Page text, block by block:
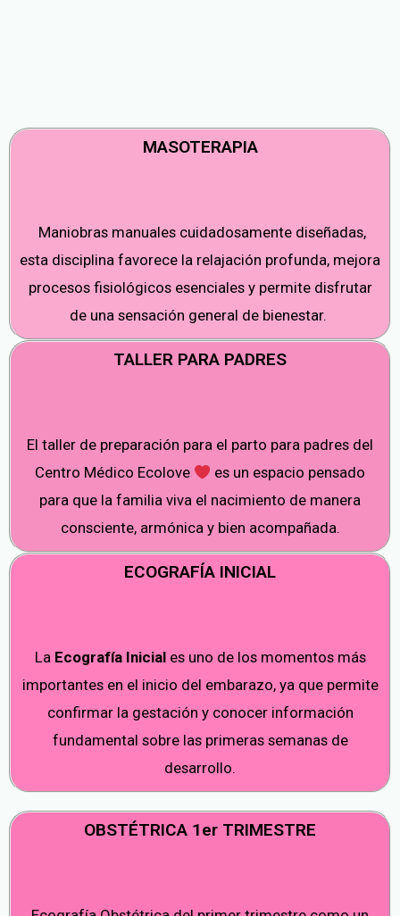
MASOTERAPIA
Maniobras manuales cuidadosamente diseñadas,
esta disciplina favorece la relajación profunda, mejora
procesos fisiológicos esenciales y permite disfrutar
de una sensación general de bienestar.
TALLER PARA PADRES
El taller de preparación para el parto para padres del
Centro Médico Ecolove
es un espacio pensado
para que la familia viva el nacimiento de manera
consciente, armónica y bien acompañada.
ECOGRAFÍA INICIAL
La Ecografía Iniciales uno de los momentos más
importantes en el inicio del embarazo, ya que permite
confirmar la gestación y conocer información
fundamental sobre las primeras semanas de
desarrollo.
OBSTÉTRICA 1er TRIMESTRE